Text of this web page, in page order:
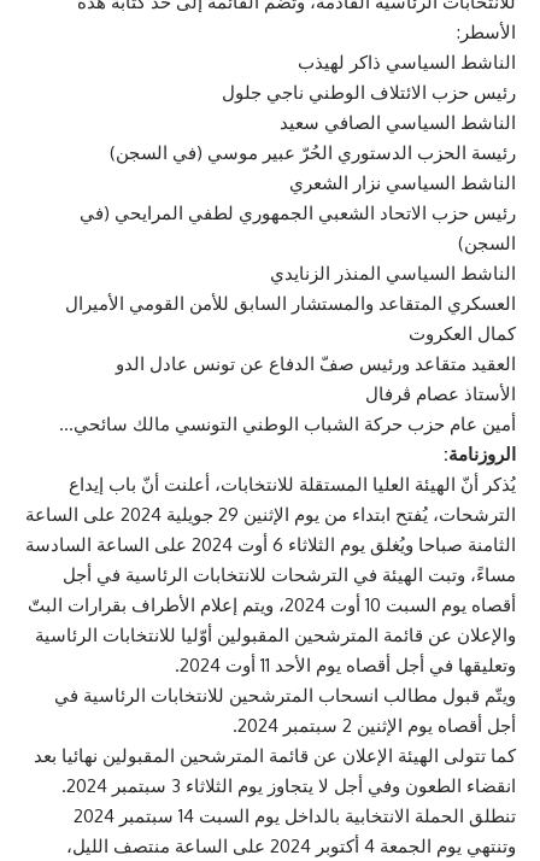
الأسطر:
الناشط السياسي ذاكر لهيذب
رئيس حزب الائتلاف الوطني ناجي جلول
الناشط السياسي الصافي سعيد
رئيسة الحزب الدستوري الحُرّ عبير موسي (في السجن)
الناشط السياسي نزار الشعري
رئيس حزب الاتحاد الشعبي الجمهوري لطفي المرايحي (في
السجن)
الناشط السياسي المنذر الزنايدي
العسكري المتقاعد والمستشار السابق للأمن القومي الأميرال
كمال العكروت
العقيد متقاعد ورئيس صفّ الدفاع عن تونس عادل الدو
الأستاذ عصام ڨرفال
أمين عام حزب حركة الشباب الوطني التونسي مالك سائحي…
الروزنامة:
يُذكر أنّ الهيئة العليا المستقلة للانتخابات، أعلنت أنّ باب إيداع
الترشحات، يُفتح ابتداء من يوم الإثنين 29 جويلية 2024 على الساعة
الثامنة صباحا ويُغلق يوم الثلاثاء 6 أوت 2024 على الساعة السادسة
مساءً، وتبت الهيئة في الترشحات للانتخابات الرئاسية في أجل
أقصاه يوم السبت 10 أوت 2024، ويتم إعلام الأطراف بقرارات البتّ
والإعلان عن قائمة المترشحين المقبولين أوّليا للانتخابات الرئاسية
وتعليقها في أجل أقصاه يوم الأحد 11 أوت 2024.
ويتّم قبول مطالب انسحاب المترشحين للانتخابات الرئاسية في
أجل أقصاه يوم الإثنين 2 سبتمبر 2024.
كما تتولى الهيئة الإعلان عن قائمة المترشحين المقبولين نهائيا بعد
انقضاء الطعون وفي أجل لا يتجاوز يوم الثلاثاء 3 سبتمبر 2024.
تنطلق الحملة الانتخابية بالداخل يوم السبت 14 سبتمبر 2024
وتنتهي يوم الجمعة 4 أكتوبر 2024 على الساعة منتصف الليل،